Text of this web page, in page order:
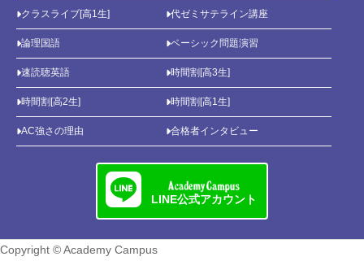
クラスライブ[高1生] 代ゼミサテライン講座
論理国語 ベーシック問題演習
速読聴英語 時間割[高3生]
時間割[高2生] 時間割[高1生]
AC強さの理由 合格者インタビュー
LINE公式アカウント
Copyright © Academy Campus